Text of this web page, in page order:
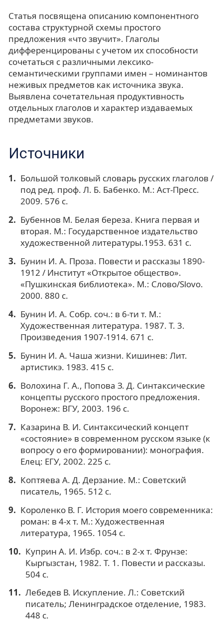
Статья посвящена описанию компонентного
состава структурной схемы простого
предложения «что звучит». Глаголы
дифференцированы с учетом их способности
сочетаться с различными лексико-
семантическими группами имен – номинантов
неживых предметов как источника звука.
Выявлена сочетательная продуктивность
отдельных глаголов и характер издаваемых
предметами звуков.
Источники
Большой толковый словарь русских глаголов /
под ред. проф. Л. Б. Бабенко. М.: Аст-Пресс.
2009. 576 с.
Бубеннов М. Белая береза. Книга первая и
вторая. М.: Государственное издательство
художественной литературы.1953. 631 с.
Бунин И. А. Проза. Повести и рассказы 1890-
1912 / Институт «Открытое общество».
«Пушкинская библиотека». М.: Слово/Slovo.
2000. 880 с.
Бунин И. А. Собр. соч.: в 6-ти т. М.:
Художественная литература. 1987. Т. 3.
Произведения 1907-1914. 671 с.
Бунин И. А. Чаша жизни. Кишинев: Лит.
артистикэ. 1983. 415 с.
Волохина Г. А., Попова З. Д. Синтаксические
концепты русского простого предложения.
Воронеж: ВГУ, 2003. 196 с.
Казарина В. И. Синтаксический концепт
«состояние» в современном русском языке (к
вопросу о его формировании): монография.
Елец: ЕГУ, 2002. 225 с.
Коптяева А. Д. Дерзание. М.: Советский
писатель, 1965. 512 с.
Короленко В. Г. История моего современника:
роман: в 4-х т. М.: Художественная
литература, 1965. 1054 с.
Куприн А. И. Избр. соч.: в 2-х т. Фрунзе:
Кыргызстан, 1982. Т. 1. Повести и рассказы.
504 с.
Лебедев В. Искупление. Л.: Советский
писатель; Ленинградское отделение, 1983.
448 с.